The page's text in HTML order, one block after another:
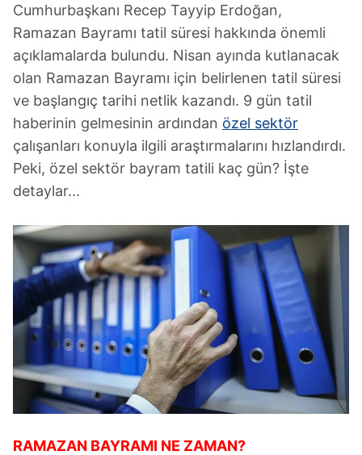
Cumhurbaşkanı Recep Tayyip Erdoğan,
Ramazan Bayramı tatil süresi hakkında önemli
açıklamalarda bulundu. Nisan ayında kutlanacak
olan Ramazan Bayramı için belirlenen tatil süresi
ve başlangıç tarihi netlik kazandı. 9 gün tatil
haberinin gelmesinin ardından özel sektör
çalışanları konuyla ilgili araştırmalarını hızlandırdı.
Peki, özel sektör bayram tatili kaç gün? İşte
detaylar...
RAMAZAN BAYRAMI NE ZAMAN?